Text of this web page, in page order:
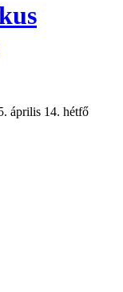
április 14. hétfő